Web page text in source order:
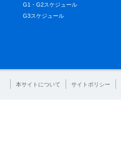
G1・G2スケジュール
G3スケジュール
本サイトについて サイトポリシー